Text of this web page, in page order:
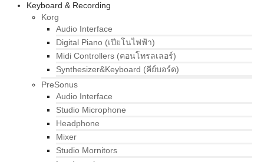
Keyboard & Recording
Korg
Audio Interface
Digital Piano (เปียโนไฟฟ้า)
Midi Controllers (คอนโทรลเลอร์)
Synthesizer&Keyboard (คีย์บอร์ด)
PreSonus
Audio Interface
Studio Microphone
Headphone
Mixer
Studio Mornitors